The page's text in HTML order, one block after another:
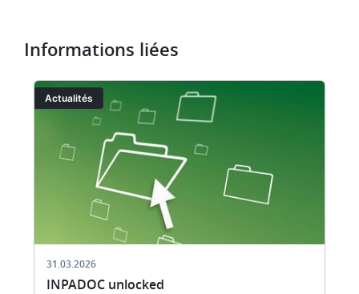
Informations liées
Image
Actualités
31.03.2026
INPADOC unlocked